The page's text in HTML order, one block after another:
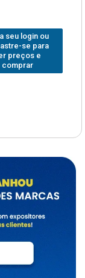
seu login ou
se para
preços e
comprar